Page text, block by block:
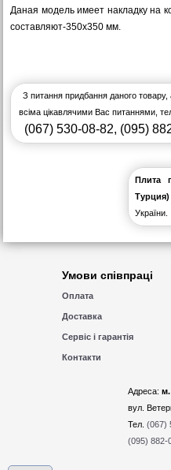
Даная модель имеет накладку на
составляют-350х350 мм.
З питання придбання даного товару,
всіма цікавлячими Вас питаннями,
(067) 530-08-82, (095)
Плита
Турция)
України.
Умови співпраці
Оплата
Доставка
Сервіс і гарантія
Контакти
Адреса:м.
вул.
Тел.(067)
(095) 882-